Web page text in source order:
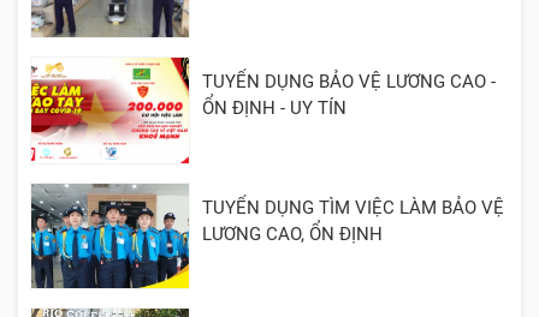
TUYỂN DỤNG BẢO VỆ LƯƠNG CAO -
ỔN ĐỊNH - UY TÍN
TUYỂN DỤNG TÌM VIỆC LÀM BẢO VỆ
LƯƠNG CAO, ỔN ĐỊNH